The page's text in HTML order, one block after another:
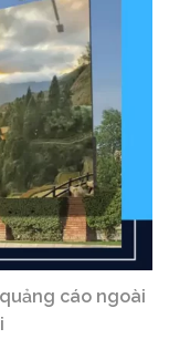
cáo ngoài